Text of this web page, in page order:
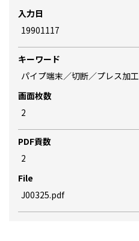
入力日
19901117
キーワード
パイプ端末／切断／プレス加工
画面枚数
2
PDF貢数
2
File
J00325.pdf